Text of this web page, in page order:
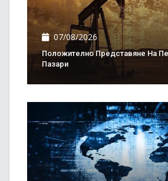
07/08/2026
Положително Представяне На
Пазари